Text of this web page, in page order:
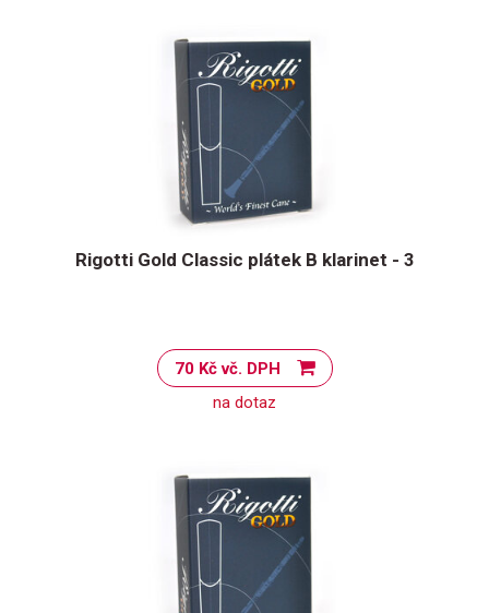
Rigotti Gold Classic plátek B klarinet - 3
70 Kč vč. DPH
na dotaz